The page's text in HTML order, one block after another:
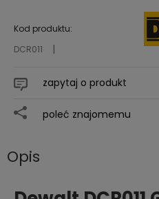
Kod produktu:
DCR011
zapytaj o produkt
poleć znajomemu
Opis